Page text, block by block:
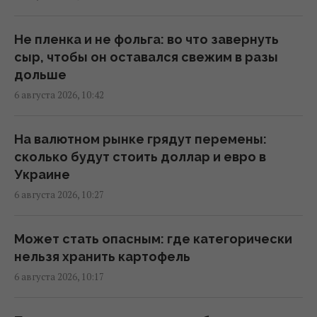
Украины во время войны
10:33 четверг, 06 августа 2026
Второй урожай до холодов гарантирован:
10:30 четверг, 06 августа 2026
В банках и обменниках евро подорожал:
курс валют на 6 августа
Стефанишиной избрали меру пресечения
10:21 четверг, 06 августа 2026
Не пленка и не фольга: во что завернуть
сыр, чтобы он оставался свежим в разы
дольше
6 августа 2026, 10:42
На валютном рынке грядут перемены:
сколько будут стоить доллар и евро в
Украине
6 августа 2026, 10:27
Может стать опасным: где категорически
нельзя хранить картофель
6 августа 2026, 10:17